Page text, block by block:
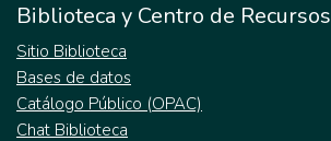
Biblioteca y Centro de Recursos
Sitio Biblioteca
Bases de datos
Catálogo Público (OPAC)
Chat Biblioteca